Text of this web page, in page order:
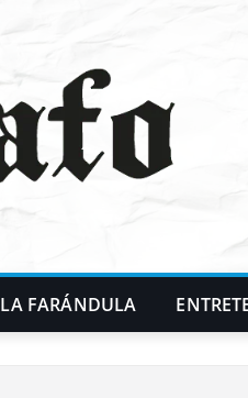
LA FARÁNDULA